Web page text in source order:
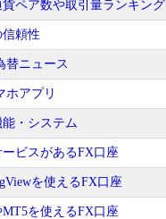
ペア数や取引量ランキング
頼性
替ニュース
ホアプリ
・システム
ビスがあるFX口座
を使えるFX口座
を使えるFX口座